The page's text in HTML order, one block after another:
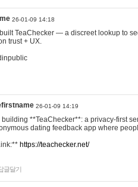
26-01-09 14:18
TeaChecker — a discreet lookup to
trust + UX.
26-01-09 14:19
building **TeaChecker**: a privacy-first
dating feedback app where
https://teachecker.net/
글달기